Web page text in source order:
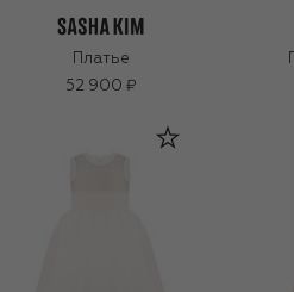
Платье
52 900 ₽